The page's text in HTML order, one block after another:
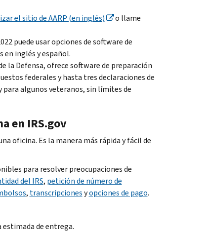
el sitio de AARP (en inglés)
o llame
puede usar opciones de software de
en inglés y español.
la Defensa, ofrece software de preparación
federales y hasta tres declaraciones de
algunos veteranos, sin límites de
en IRS.gov
oficina. Es la manera más rápida y fácil de
para resolver preocupaciones de
del IRS, petición de número de
, transcripcionesyopciones de pago.
estimada de entrega.